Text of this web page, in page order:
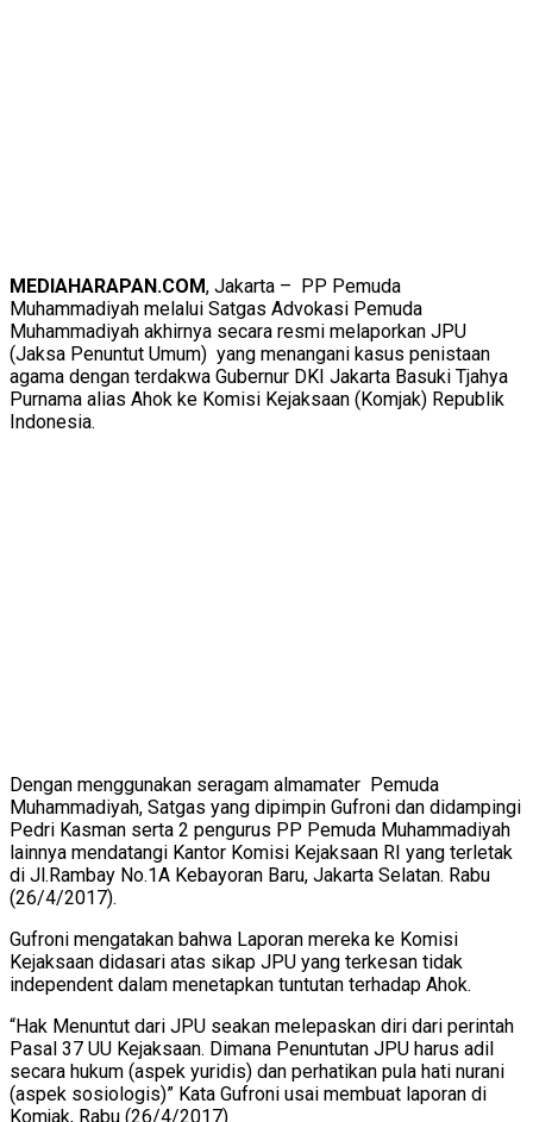
MEDIAHARAPAN.COM, Jakarta – PP Pemuda
Muhammadiyah melalui Satgas Advokasi Pemuda
Muhammadiyah akhirnya secara resmi melaporkan JPU
(Jaksa Penuntut Umum) yang menangani kasus penistaan
agama dengan terdakwa Gubernur DKI Jakarta Basuki Tjahya
Purnama alias Ahok ke Komisi Kejaksaan (Komjak) Republik
Indonesia.
Dengan menggunakan seragam almamater Pemuda
Muhammadiyah, Satgas yang dipimpin Gufroni dan didampingi
Pedri Kasman serta 2 pengurus PP Pemuda Muhammadiyah
lainnya mendatangi Kantor Komisi Kejaksaan RI yang terletak
di Jl.Rambay No.1A Kebayoran Baru, Jakarta Selatan. Rabu
(26/4/2017).
Gufroni mengatakan bahwa Laporan mereka ke Komisi
Kejaksaan didasari atas sikap JPU yang terkesan tidak
independent dalam menetapkan tuntutan terhadap Ahok.
“Hak Menuntut dari JPU seakan melepaskan diri dari perintah
Pasal 37 UU Kejaksaan. Dimana Penuntutan JPU harus adil
secara hukum (aspek yuridis) dan perhatikan pula hati nurani
(aspek sosiologis)” Kata Gufroni usai membuat laporan di
Komjak, Rabu (26/4/2017).